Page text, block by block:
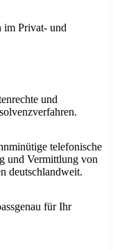
Privat- und
und
telefonische
und Vermittlung von
deutschlandweit.
für Ihr